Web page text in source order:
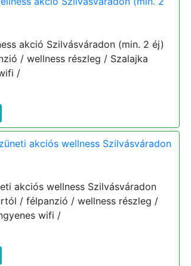
akció Szilvásváradon (min. 2 éj)
/ wellness részleg / Szalajka
/
akciós wellness Szilvásváradon
akciós wellness Szilvásváradon
/ félpanzió / wellness részleg /
wifi /